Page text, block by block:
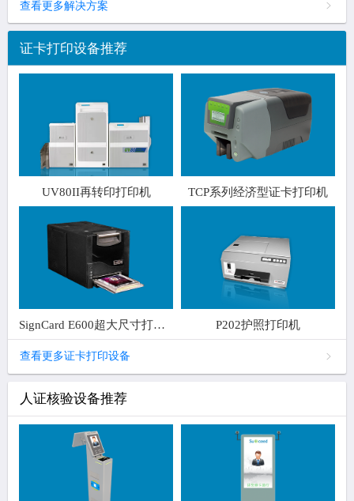
查看更多解决方案
证卡打印设备推荐
UV80II再转印打印机 TCP系列经济型证卡打印机
SignCard E600超大尺寸打印机 P202护照打印机
查看更多证卡打印设备
人证核验设备推荐